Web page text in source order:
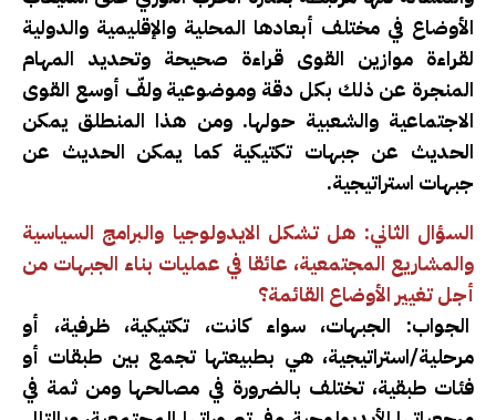
الأوضاع في مختلف أبعادها المحلية والإقليمية والدولية
لقراءة موازين القوى قراءة صحيحة وتحديد المهام
المنجرة عن ذلك بكل دقة وموضوعية ولفّ أوسع القوى
الاجتماعية والشعبية حولها. ومن هذا المنطلق يمكن
الحديث عن جبهات تكتيكية كما يمكن الحديث عن
جبهات استراتيجية.
السؤال الثاني: هل تشكل الايدولوجيا والبرامج السياسية
والمشاريع المجتمعية، عائقا في عمليات بناء الجبهات من
أجل تغيير الأوضاع القائمة؟
الجواب: الجبهات، سواء كانت، تكتيكية، ظرفية، أو
مرحلية/استراتيجية، هي بطبيعتها تجمع بين طبقات أو
فئات طبقية، تختلف بالضرورة في مصالحها ومن ثمة في